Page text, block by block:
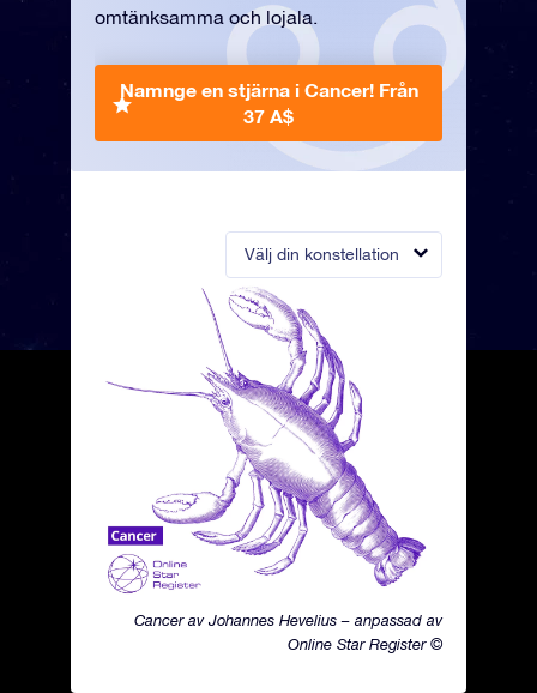
Välj din konstellation
Cancer av Johannes Hevelius – anpassad av
Online Star Register ©
omtänksamma och lojala.
Namnge en stjärna i Cancer! Från
37 A$